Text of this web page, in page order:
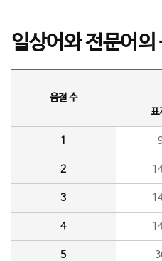
일상어와 전문어의
음절 수
표
1
2
3
4
5